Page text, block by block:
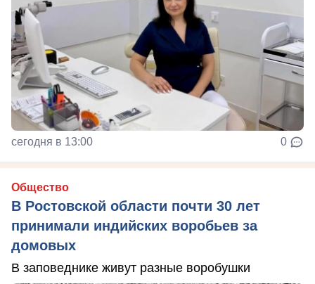
сегодня в 13:00 0
Общество
В Ростовской области почти 30 лет
принимали индийских воробьев за
домовых
В заповеднике живут разные воробушки